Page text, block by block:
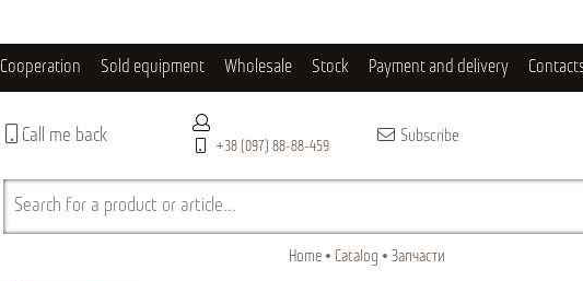
Cooperation Sold equipment Wholesale Stock Payment and delivery
Call me back
+38 (097) 88-88-459
Subscribe
Search for a product or article...
Home Catalog Запчасти